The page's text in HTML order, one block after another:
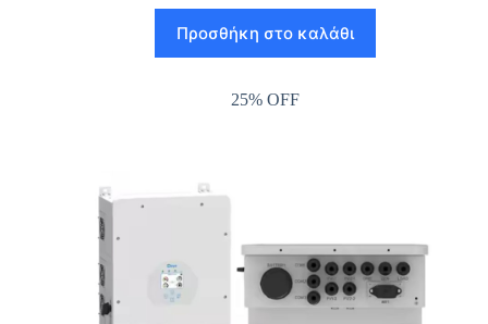
Προσθήκη στο καλάθι
25% OFF